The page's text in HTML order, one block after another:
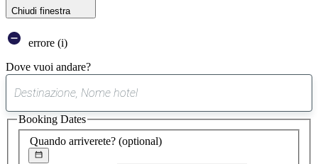
Chiudi finestra
errore (i)
Dove vuoi andare?
suggerimento
trovato
Quando arriverete? (optional)
Booking Dates